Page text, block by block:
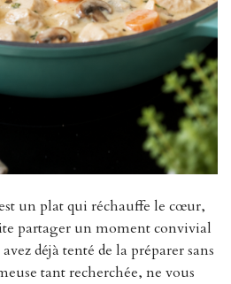
un plat qui réchauffe le cœur,
partager un moment convivial
déjà tenté de la préparer sans
tant recherchée, ne vous